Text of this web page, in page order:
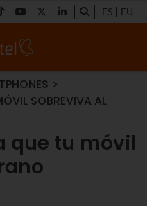
ES EU
SOBREVIVA AL
que tu móvil